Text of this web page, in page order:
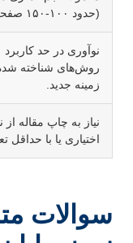
(حدود ۱۰۰-۱۵۰ صفحه).
نوآوری در حد کاربرد
روش‌های شناخته
زمینه جدید.
نیاز به چاپ مقاله از
اختیاری یا با حداقل